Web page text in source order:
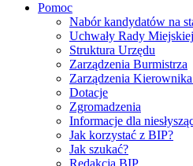
Pomoc
Nabór kandydatów na
Uchwały Rady Miejskiej
Struktura Urzędu
Zarządzenia Burmistrza
Zarządzenia
Dotacje
Zgromadzenia
Informacje dla
Jak korzystać z BIP?
Jak szukać?
Redakcja BIP